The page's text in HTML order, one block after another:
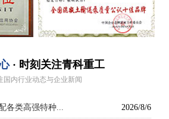
· 时刻关注青科重工
国内行业动态与企业新闻
2026/8/6
各类高强特种...